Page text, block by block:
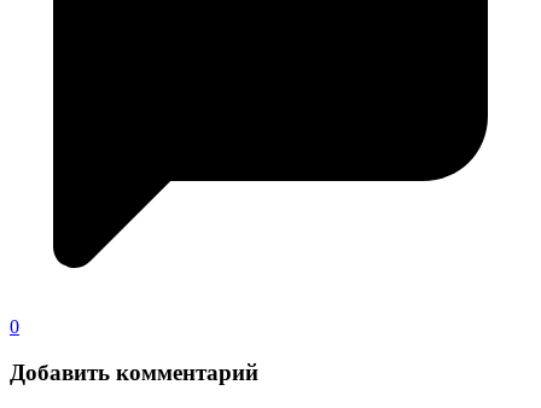
0
Добавить комментарий